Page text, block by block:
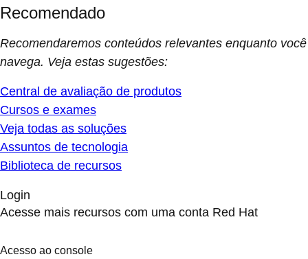
Recomendado
Recomendaremos conteúdos relevantes enquanto você
navega. Veja estas sugestões:
Central de avaliação de produtos
Cursos e exames
Veja todas as soluções
Assuntos de tecnologia
Biblioteca de recursos
Login
Acesse mais recursos com uma conta Red Hat
Acesso ao console